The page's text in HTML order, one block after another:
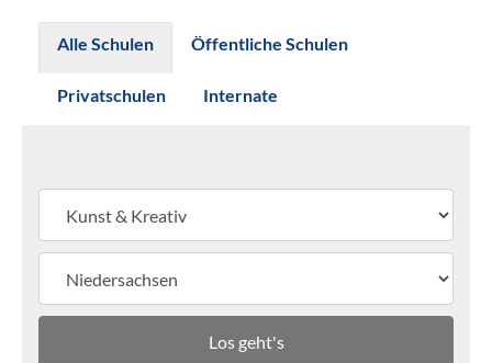
Alle Schulen Öffentliche Schulen
Privatschulen Internate
Los geht's